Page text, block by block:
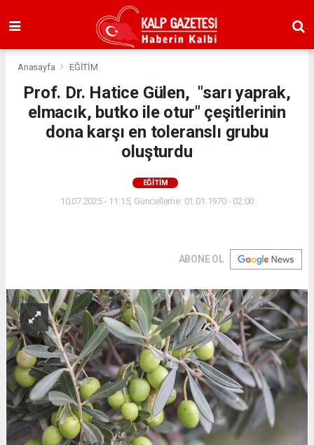
Anasayfa EĞİTİM
Prof. Dr. Hatice Gülen, "sarı yaprak,
elmacık, butko ile otur" çeşitlerinin
dona karşı en toleranslı grubu
oluşturdu
EĞİTİM
10.07.2025 - 11:15, Güncelleme: 01.01.1970 - 02:00
ABONE OL